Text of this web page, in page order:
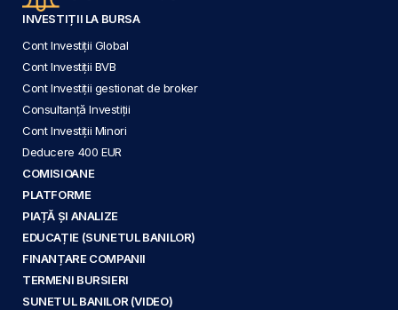
INVESTIȚII LA BURSA
Cont Investiții Global
Cont Investiții BVB
Cont Investiții gestionat de broker
Consultanță Investiții
Cont Investiții Minori
Deducere 400 EUR
COMISIOANE
PLATFORME
PIAȚĂ ȘI ANALIZE
EDUCAȚIE (SUNETUL BANILOR)
FINANȚARE COMPANII
TERMENI BURSIERI
SUNETUL BANILOR (VIDEO)